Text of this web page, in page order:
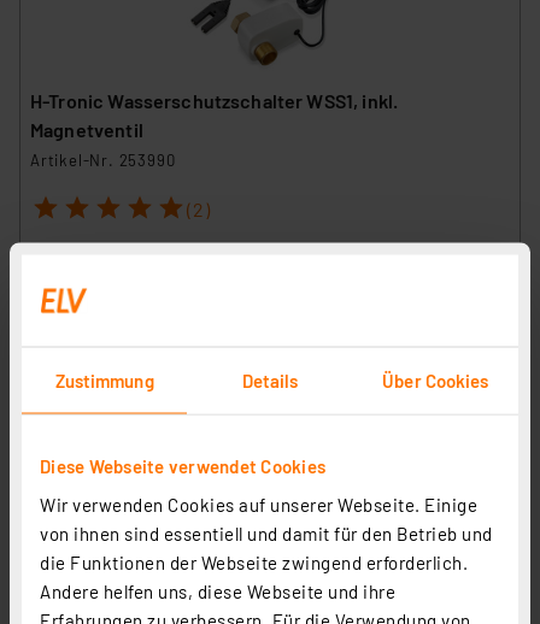
Zustimmung Details Über Cookies
Diese Webseite verwendet Cookies
Wir verwenden Cookies auf unserer Webseite. Einige
von ihnen sind essentiell und damit für den Betrieb und
die Funktionen der Webseite zwingend erforderlich.
Andere helfen uns, diese Webseite und ihre
Erfahrungen zu verbessern. Für die Verwendung von
H-Tronic Wasserschutzschalter WSS1, inkl.
Magnetventil
Artikel-Nr. 253990
1 2 3 4 5 (2)